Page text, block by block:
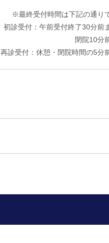
※最終受付時間は下記の通り
初診受付：午前受付終了30分前
閉院10分
再診受付：休憩・閉院時間の5分